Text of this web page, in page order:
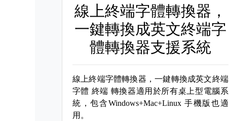
線上終端字體轉換器，
一鍵轉換成英文終端字
體轉換器支援系統
線上終端字體轉換器，一鍵轉換成英文終端
字體 終端 轉換器適用於所有桌上型電腦系
統，包含Windows+Mac+Linux 手機版也適
用。